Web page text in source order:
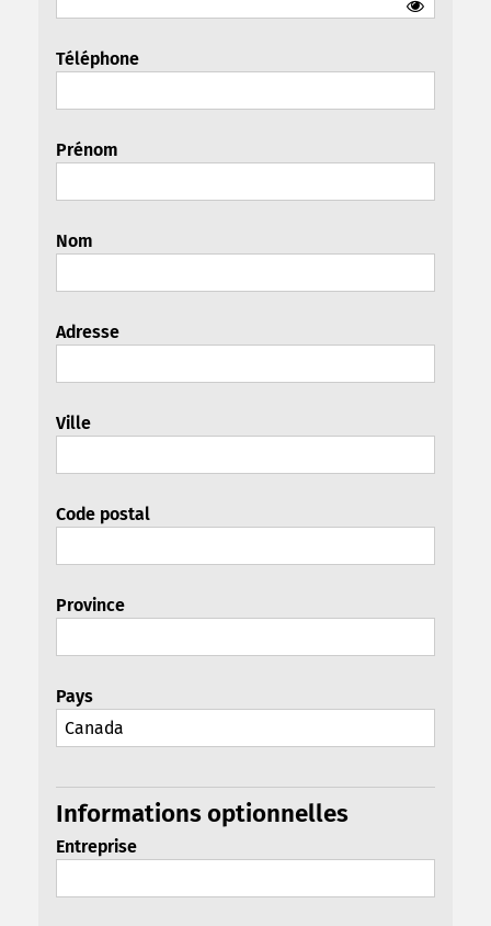
Téléphone
Prénom
Nom
Adresse
Ville
Code postal
Province
Pays
Informations optionnelles
Entreprise